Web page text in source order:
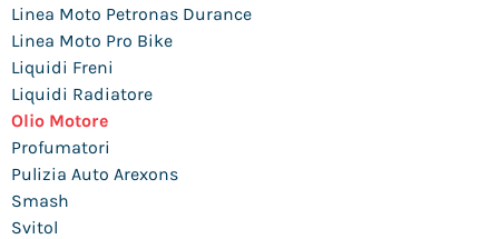
Linea Moto Petronas Durance
Linea Moto Pro Bike
Liquidi Freni
Liquidi Radiatore
Olio Motore
Profumatori
Pulizia Auto Arexons
Smash
Svitol